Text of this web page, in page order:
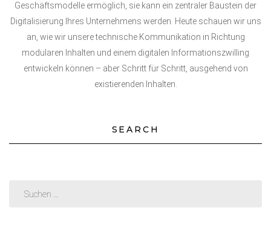
Geschäftsmodelle ermöglich, sie kann ein zentraler Baustein der
Digitalisierung Ihres Unternehmens werden. Heute schauen wir uns
an, wie wir unsere technische Kommunikation in Richtung
modularen Inhalten und einem digitalen Informationszwilling
entwickeln können – aber Schritt für Schritt, ausgehend von
existierenden Inhalten.
SEARCH